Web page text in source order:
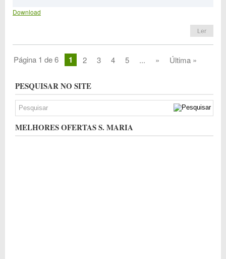
Download
Ler
Página 1 de 6 1 2 3 4 5 ... » Última »
PESQUISAR NO SITE
MELHORES OFERTAS S. MARIA